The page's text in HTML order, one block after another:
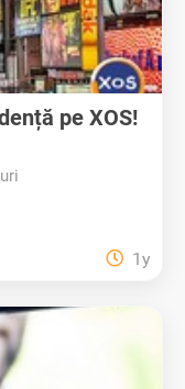
pe XOS!
1y